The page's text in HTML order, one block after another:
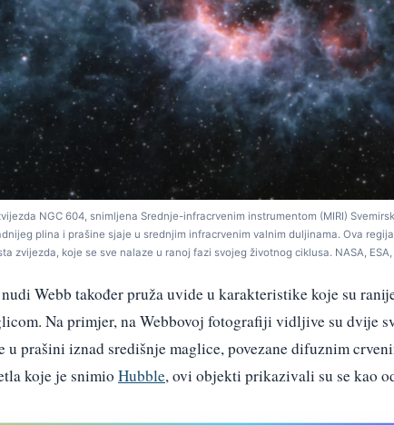
NGC 604, snimljena Srednje-infracrvenim instrumentom (MIRI)
plina i prašine sjaje u srednjim infracrvenim valnim duljinama. Ova
zvijezda, koje se sve nalaze u ranoj fazi svojeg životnog ciklusa. NASA, ESA,
Webb također pruža uvide u karakteristike koje su
Na primjer, na Webbovoj fotografiji vidljive su dvije
prašini iznad središnje maglice, povezane difuznim
koje je snimio Hubble, ovi objekti prikazivali su se kao